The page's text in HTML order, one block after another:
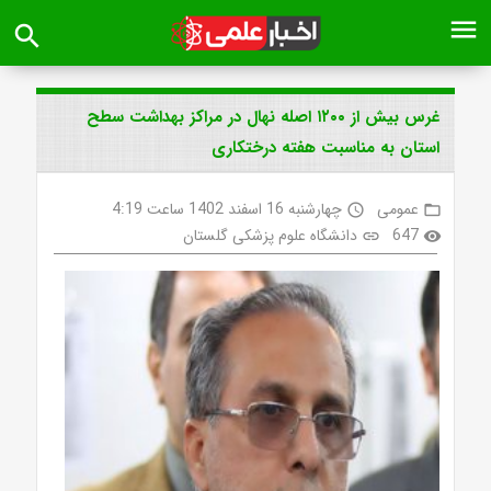
menu
search
غرس بیش از ۱۲۰۰ اصله نهال در مراکز بهداشت سطح
استان به مناسبت هفته درختکاری
folder_open عمومی access_time چهارشنبه 16 اسفند 1402 ساعت 4:19
visibility
647
link دانشگاه علوم پزشکی گلستان